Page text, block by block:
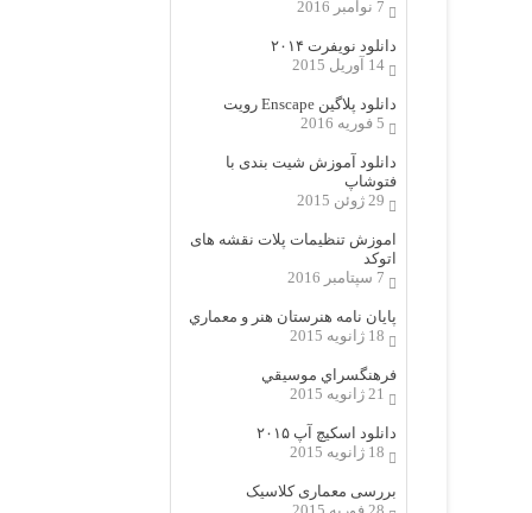
7 نوامبر 2016
دانلود نویفرت ۲۰۱۴
14 آوریل 2015
دانلود پلاگین Enscape رویت
5 فوریه 2016
دانلود آموزش شیت بندی با
فتوشاپ
29 ژوئن 2015
اموزش تنظیمات پلات نقشه های
اتوکد
7 سپتامبر 2016
پایان نامه هنرستان هنر و معماري
18 ژانویه 2015
فرهنگسراي موسيقي
21 ژانویه 2015
دانلود اسکیچ آپ ۲۰۱۵
18 ژانویه 2015
بررسی معماری کلاسیک